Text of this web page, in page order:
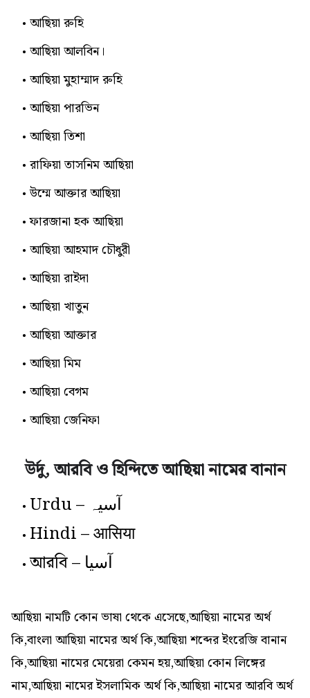
আছিয়া রুহি
আছিয়া আলবিন।
আছিয়া মুহাম্মাদ রুহি
আছিয়া পারভিন
আছিয়া তিশা
রাফিয়া তাসনিম আছিয়া
উম্মে আক্তার আছিয়া
ফারজানা হক আছিয়া
আছিয়া আহমাদ চৌধুরী
আছিয়া রাইদা
আছিয়া খাতুন
আছিয়া আক্তার
আছিয়া মিম
আছিয়া বেগম
আছিয়া জেনিফা
উর্দু, আরবি ও হিন্দিতে আছিয়া নামের বানান
Urdu – آسیہ
Hindi – आसिया
আরবি – آسيا
আছিয়া নামটি কোন ভাষা থেকে এসেছে,আছিয়া নামের অর্থ
কি,বাংলা আছিয়া নামের অর্থ কি,আছিয়া শব্দের ইংরেজি বানান
কি,আছিয়া নামের মেয়েরা কেমন হয়,আছিয়া কোন লিঙ্গের
নাম,আছিয়া নামের ইসলামিক অর্থ কি,আছিয়া নামের আরবি অর্থ